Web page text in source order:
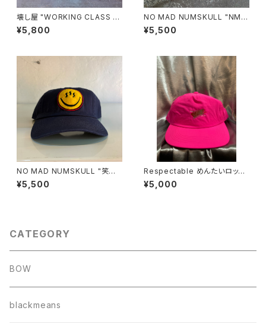
壊し屋 "WORKING CLASS C
AP"(NAVY)
¥5,800
NO MAD NUMSKULL "NMN
MULTI PRINT S/T"(SAFETY
PINK.XL)
¥5,500
NO MAD NUMSKULL "笑温
泉 COTTON CAP"(NAVY)
¥5,500
Respectable めんたいロック
"ROSIE CAP" by BREAKERS
(Z)
¥5,000
CATEGORY
BOW
blackmeans